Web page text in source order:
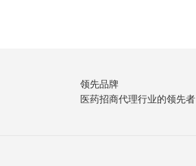
领先品牌
医药招商代理行业的领先者